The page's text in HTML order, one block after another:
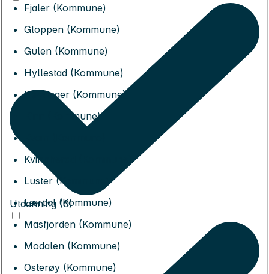
Fjaler (Kommune)
Gloppen (Kommune)
Gulen (Kommune)
Hyllestad (Kommune)
Høyanger (Kommune)
Kinn (Kommune)
Kvinnherad (Kommune)
Luster (Kommune)
Lærdal (Kommune)
Masfjorden (Kommune)
Modalen (Kommune)
Osterøy (Kommune)
Utdanning (0)